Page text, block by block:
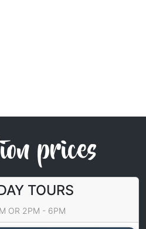
prices
TOURS
OR 2PM - 6PM